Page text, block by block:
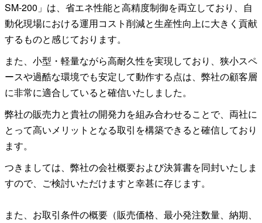
SM-200」は、省エネ性能と高精度制御を両立しており、自
動化現場における運用コスト削減と生産性向上に大きく貢献
するものと感じております。
また、小型・軽量ながら高耐久性を実現しており、狭小スペ
ースや過酷な環境でも安定して動作する点は、弊社の顧客層
に非常に適合していると確信いたしました。
弊社の販売力と貴社の開発力を組み合わせることで、両社に
とって高いメリットとなる取引を構築できると確信しており
ます。
つきましては、弊社の会社概要および決算書を同封いたしま
すので、ご検討いただけますと幸甚に存じます。
また、お取引条件の概要（販売価格、最小発注数量、納期、